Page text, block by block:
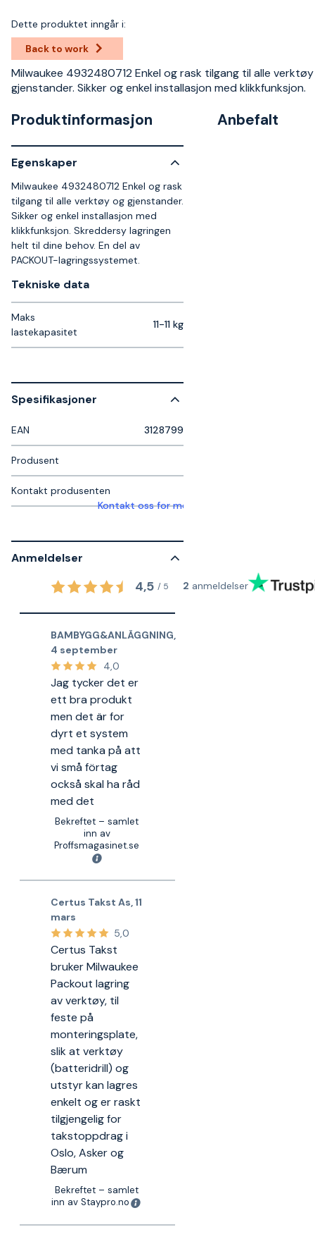
Dette produktet inngår i:
Back to work
Milwaukee 4932480712 Enkel og rask tilgang til alle
gjenstander. Sikker og enkel installasjon med klikkfunksjon.
Produktinformasjon
Egenskaper
Milwaukee 4932480712 Enkel og rask
tilgang til alle verktøy og gjenstander.
Sikker og enkel installasjon med
klikkfunksjon. Skreddersy lagringen
helt til dine behov. En del av
PACKOUT-lagringssystemet.
Tekniske data​
Maks
lastekapasitet
11-11 kg
Spesifikasjoner
EAN 3128799
Produsent
Kontakt produsenten
Kontakt oss for mer informasjon
Anmeldelser
4,5 / 5 2 anmeldelser
BAMBYGG&ANLÄGGNING
4 september
4,0
Jag tycker det er
ett bra produkt
men det är for
dyrt et system
med tanka på att
vi små förtag
också skal ha råd
med det
Bekreftet – samlet
inn av
Proffsmagasinet.se
Certus Takst As ,11
mars
5,0
Certus Takst
bruker Milwaukee
Packout lagring
av verktøy, til
feste på
monteringsplate,
slik at verktøy
(batteridrill) og
utstyr kan lagres
enkelt og er raskt
tilgjengelig for
takstoppdrag i
Oslo, Asker og
Bærum
Bekreftet – samlet
inn av Staypro.no
Anbefalt